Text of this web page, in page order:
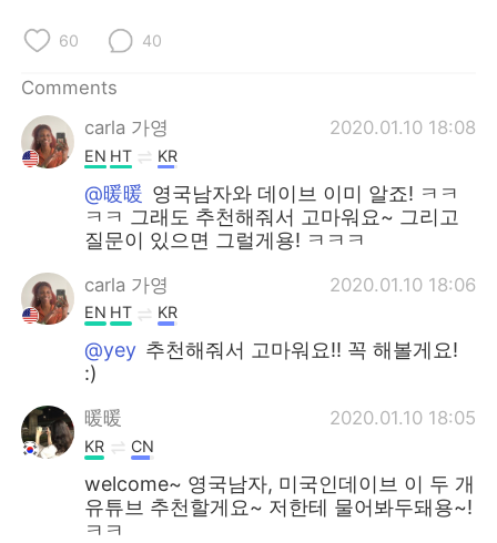
日本語
Русский
Indonesia
Türkçe Tiếng Việt
Português
60 40
Comments
carla 가영
2020.01.10 18:08
EN HT KR
@暖暖 영국남자와 데이브 이미 알죠! ㅋㅋ
ㅋㅋ 그래도 추천해줘서 고마워요~ 그리고
질문이 있으면 그럴게용! ㅋㅋㅋ
carla 가영 2020.01.10 18:06
EN HT KR
@yey 추천해줘서 고마워요!! 꼭 해볼게요!
:)
暖暖 2020.01.10 18:05
KR CN
welcome~ 영국남자, 미국인데이브 이 두 개
유튜브 추천할게요~ 저한테 물어봐두돼용~!
ㅋㅋ